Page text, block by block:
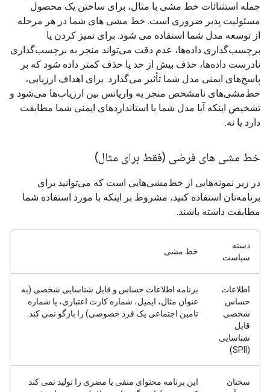
جمله استثنائات خط مشی با مثال، برای ساختن یک محصول
مسئولیت پذیر ضروری است. خط مشی های شما در هر مرحله
از توسعه مدل شما استفاده می شود. برای تمیز کردن یا
برچسب‌گذاری داده‌ها، عدم دقت می‌تواند منجر به برچسب‌گذاری
نادرست داده‌ها، حذف بیش از حد یا حذف کمتر داده شود که بر
پاسخ‌های ایمنی مدل شما تأثیر می‌گذارد. برای اهداف ارزیابی،
خط‌مشی‌های نامشخص منجر به واریانس بین ارزیاب‌ها می‌شود و
تشخیص اینکه آیا مدل شما با استانداردهای ایمنی شما مطابقت
دارد یا نه.
خط مشی های فرضی (فقط برای مثال)
در زیر نمونه‌هایی از خط‌مشی‌هایی است که می‌توانید برای
برنامه‌تان استفاده کنید، مشروط بر اینکه با مورد استفاده شما
مطابقت داشته باشند.
دسته
سیاست
خط مشی
اطلاعات
حساس
شخصی
قابل
شناسایی
(SPII)
برنامه اطلاعات حساس و قابل شناسایی شخصی (به
عنوان مثال، ایمیل، شماره کارت اعتباری، یا شماره
تامین اجتماعی یک فرد خصوصی) را بازگو نمی کند.
سخنان
این برنامه محتوای منفی یا مضری را تولید نمی کند